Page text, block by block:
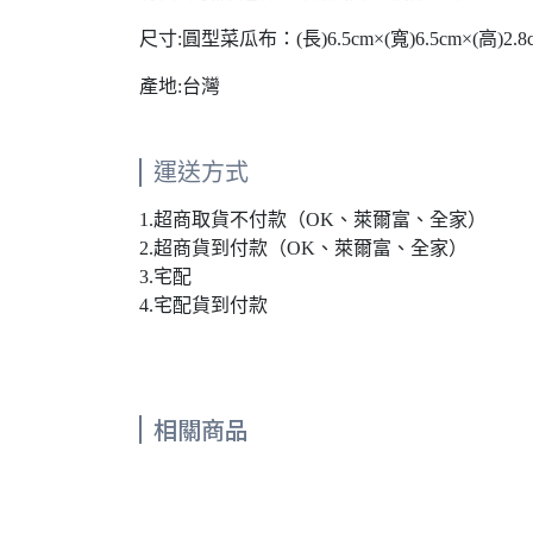
尺寸:圓型菜瓜布：(長)6.5cm×(寬)6.5cm×(高
產地:台灣
運送方式
1.超商取貨不付款（OK、萊爾富、全家）
2.超商貨到付款（OK、萊爾富、全家）
3.宅配
4.宅配貨到付款
相關商品